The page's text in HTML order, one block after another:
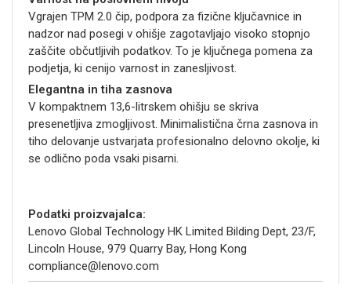
Vgrajen TPM 2.0 čip, podpora za fizične ključavnice in
nadzor nad posegi v ohišje zagotavljajo visoko stopnjo
zaščite občutljivih podatkov. To je ključnega pomena za
podjetja, ki cenijo varnost in zanesljivost.
Elegantna in tiha zasnova
V kompaktnem 13,6-litrskem ohišju se skriva
presenetljiva zmogljivost. Minimalistična črna zasnova in
tiho delovanje ustvarjata profesionalno delovno okolje, ki
se odlično poda vsaki pisarni.
Podatki proizvajalca:
Lenovo Global Technology HK Limited Bilding Dept, 23/F,
Lincoln House, 979 Quarry Bay, Hong Kong
compliance@lenovo.com